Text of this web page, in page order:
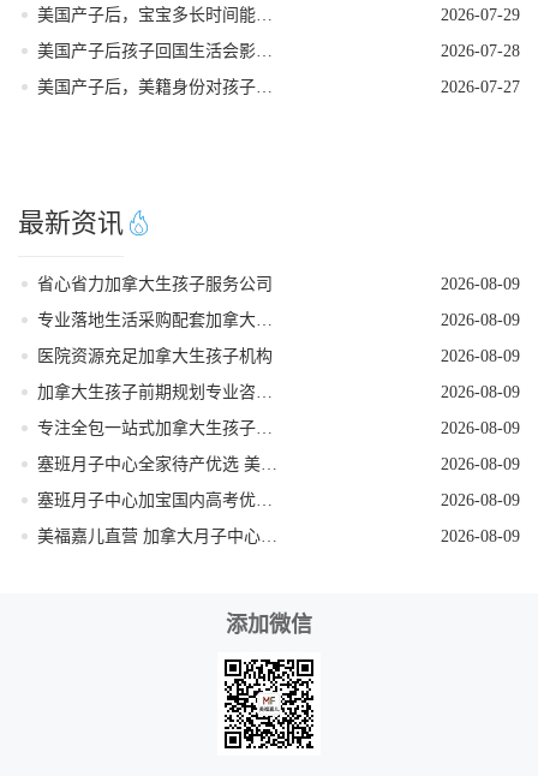
2026-07-29
2026-07-28
2026-07-27
最新资讯
省心省力加拿大生孩子服务公司
2026-08-09
2026-08-09
医院资源充足加拿大生孩子机构
2026-08-09
2026-08-09
2026-08-09
2026-08-09
2026-08-09
2026-08-09
添加微信